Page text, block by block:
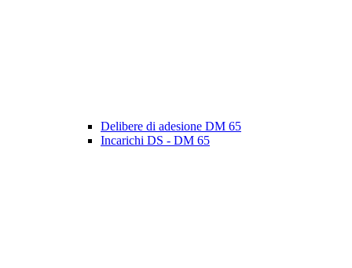
Delibere di adesione DM 65
Incarichi DS - DM 65